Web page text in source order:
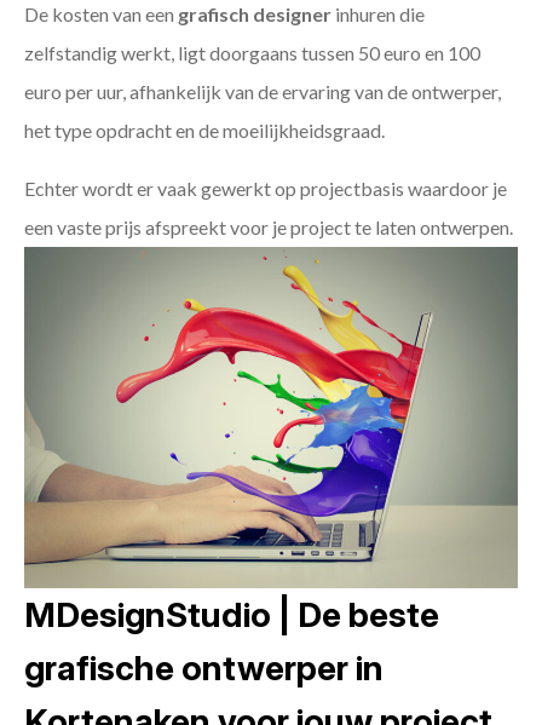
De kosten van een grafisch designer inhuren die
zelfstandig werkt, ligt doorgaans tussen 50 euro en 100
euro per uur, afhankelijk van de ervaring van de ontwerper,
het type opdracht en de moeilijkheidsgraad.
Echter wordt er vaak gewerkt op projectbasis waardoor je
een vaste prijs afspreekt voor je project te laten ontwerpen.
MDesignStudio | De beste
grafische ontwerper in